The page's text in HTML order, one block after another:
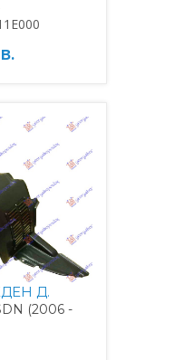
Д.
(2006 -